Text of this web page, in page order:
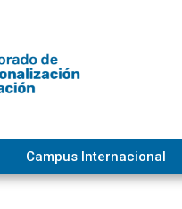
Campus Internacional